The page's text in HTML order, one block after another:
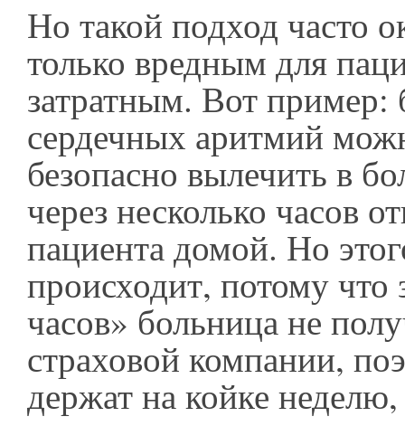
Но такой подход часто
только вредным для
затратным. Вот пример:
сердечных аритмий
безопасно вылечить в
через несколько часов
пациента домой. Но
происходит, потому что
часов» больница не
страховой компании,
держат на койке